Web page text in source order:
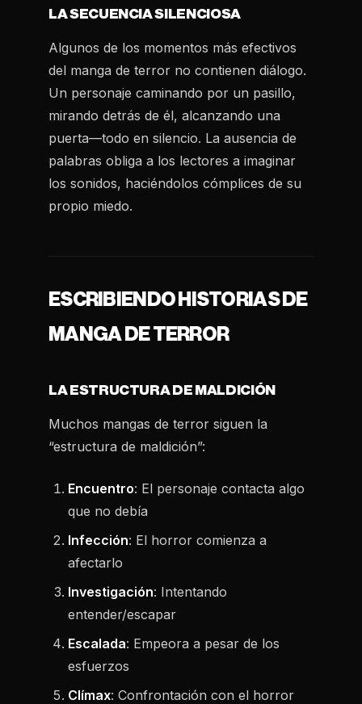
LA SECUENCIA SILENCIOSA
Algunos de los momentos más efectivos
del manga de terror no contienen diálogo.
Un personaje caminando por un pasillo,
mirando detrás de él, alcanzando una
puerta—todo en silencio. La ausencia de
palabras obliga a los lectores a imaginar
los sonidos, haciéndolos cómplices de su
propio miedo.
ESCRIBIENDO HISTORIAS DE
MANGA DE TERROR
LA ESTRUCTURA DE MALDICIÓN
Muchos mangas de terror siguen la
“estructura de maldición”:
Encuentro: El personaje contacta algo
que no debía
Infección: El horror comienza a
afectarlo
Investigación: Intentando
entender/escapar
Escalada: Empeora a pesar de los
esfuerzos
Clímax: Confrontación con el horror